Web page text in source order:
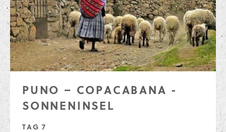
PUNO – COPACABANA -
SONNENINSEL
TAG 7